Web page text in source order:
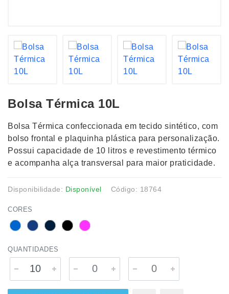
Bolsa Térmica 10L
Bolsa Térmica confeccionada em tecido sintético, com
bolso frontal e plaquinha plástica para personalização.
Possui capacidade de 10 litros e revestimento térmico
e acompanha alça transversal para maior praticidade.
Disponibilidade: Disponível Código: 18764
CORES
QUANTIDADES